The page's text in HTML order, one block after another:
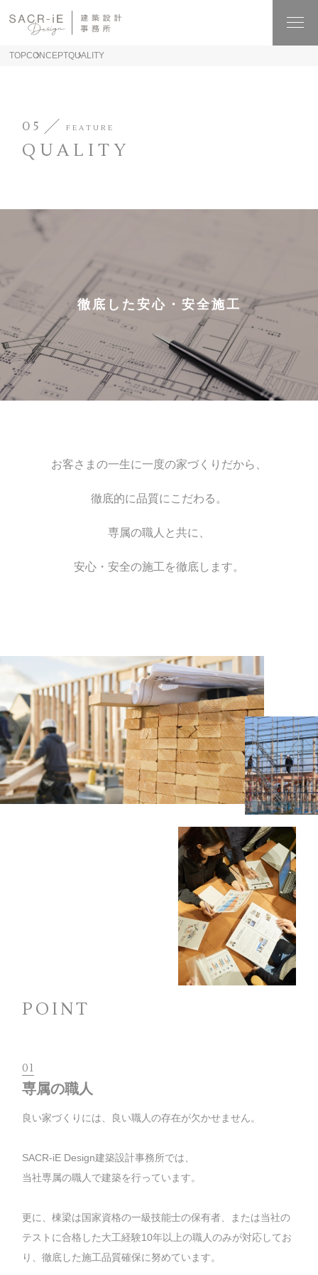
TOPCONCEPTQUALITY
05 FEATURE
QUALITY
徹底した安心・安全施工
お客さまの一生に一度の家づくりだから、
徹底的に品質にこだわる。
専属の職人と共に、
安心・安全の施工を徹底します。
POINT
01
専属の職人
良い家づくりには、良い職人の存在が欠かせません。
SACR-iE Design建築設計事務所では、
当社専属の職人で建築を行っています。
更に、棟梁は国家資格の一級技能士の保有者、または当社の
テストに合格した大工経験10年以上の職人のみが対応してお
り、徹底した施工品質確保に努めています。